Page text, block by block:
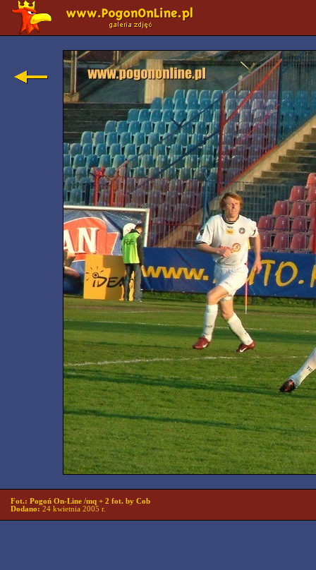
Fot.: Pogoń On-Line /mq + 2 fot. by Cob
Dodano: 24 kwietnia 2005 r.